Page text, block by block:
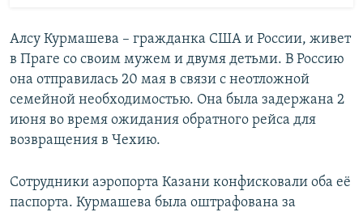
Алсу Курмашева – гражданка США и России, живет
в Праге со своим мужем и двумя детьми. В Россию
она отправилась 20 мая в связи с неотложной
семейной необходимостью. Она была задержана 2
июня во время ожидания обратного рейса для
возвращения в Чехию.
Сотрудники аэропорта Казани конфисковали оба её
паспорта. Курмашева была оштрафована за